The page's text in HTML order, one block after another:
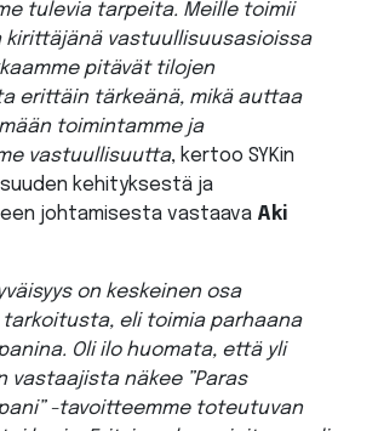
tulevia tarpeita. Meille toimii
kirittäjänä vastuullisuusasioissa
pitävät tilojen
erittäin tärkeänä, mikä auttaa
toimintamme ja
vastuullisuutta, kertoo SYKin
kehityksestä ja
johtamisesta vastaava Aki
on keskeinen osa
eli toimia parhaana
Oli ilo huomata, että yli
vastaajista näkee ”Paras
-tavoitteemme toteutuvan